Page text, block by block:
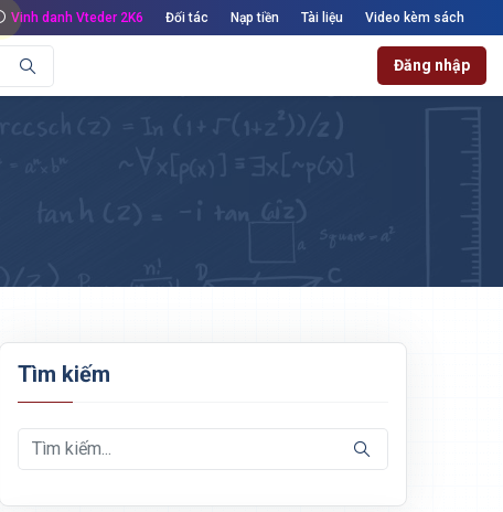
Vinh danh Vteder 2K6 Đối tác Nạp tiền Tài liệu Video kèm sách
Đăng nhập
Tìm kiếm